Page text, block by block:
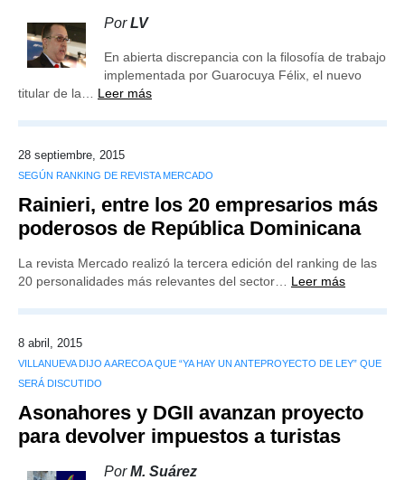
PorLV
En abierta discrepancia con la filosofía de trabajo
implementada por Guarocuya Félix, el nuevo
titular de la… Leer más
28 septiembre, 2015
SEGÚN RANKING DE REVISTA MERCADO
Rainieri, entre los 20 empresarios más
poderosos de República Dominicana
La revista Mercado realizó la tercera edición del ranking de las
20 personalidades más relevantes del sector… Leer más
8 abril, 2015
VILLANUEVA DIJO A ARECOA QUE “YA HAY UN ANTEPROYECTO DE LEY” QUE
SERÁ DISCUTIDO
Asonahores y DGII avanzan proyecto
para devolver impuestos a turistas
PorM. Suárez